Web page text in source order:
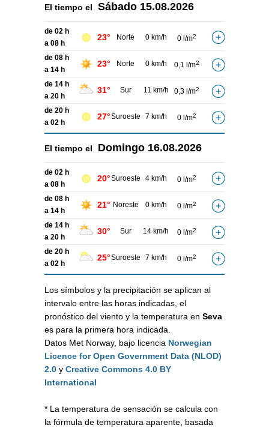
El tiempo el Sábado 15.08.2026
de 02 h
a 08 h
23° Norte 0 km/h 0 l/m2
de 08 h
a 14 h
23° Norte 0 km/h 0,1 l/m2
de 14 h
a 20 h
31° Sur 11 km/h 0,3 l/m2
de 20 h
a 02 h
27°Suroeste 7 km/h 0 l/m2
El tiempo el Domingo 16.08.2026
de 02 h
a 08 h
20°Suroeste 4 km/h 0 l/m2
de 08 h
a 14 h
21° Noreste 0 km/h 0 l/m2
de 14 h
a 20 h
30° Sur 14 km/h 0 l/m2
de 20 h
a 02 h
25°Suroeste 7 km/h 0 l/m2
Los símbolos y la precipitación se aplican al
intervalo entre las horas indicadas, el
pronóstico del viento y la temperatura en Seva
es para la primera hora indicada.
Datos Met Norway, bajo licencia Norwegian
Licence for Open Government Data (NLOD)
2.0 y Creative Commons 4.0 BY
International
* La temperatura de sensación se calcula con
la fórmula de temperatura aparente, basada